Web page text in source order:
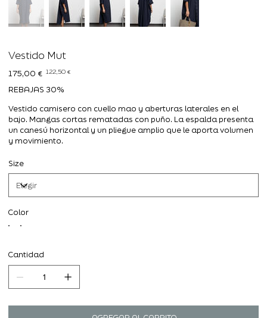
Vestido Mut
Precio
original
175,00 € Precio
122,50 €
REBAJAS 30%
Vestido camisero con cuello mao y aberturas laterales en el
bajo. Mangas cortas rematadas con puño. La espalda presenta
un canesú horizontal y un pliegue amplio que le aporta volumen
y movimiento.
Size
Color
Cantidad